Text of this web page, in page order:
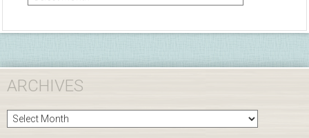
ARCHIVES
Archives